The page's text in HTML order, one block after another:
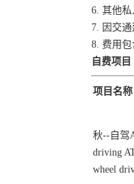
6. 其他
7. 因交
8. 费用包
自费项目
项目名称
秋--自驾
driving
wheel